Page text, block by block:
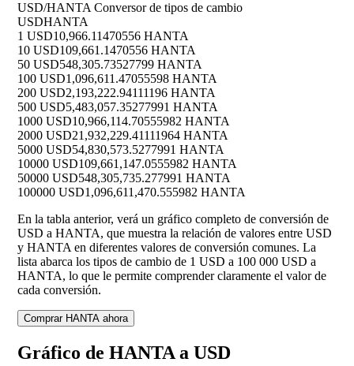
USD/HANTA Conversor de tipos de cambio
USDHANTA
1 USD10,966.11470556 HANTA
10 USD109,661.1470556 HANTA
50 USD548,305.73527799 HANTA
100 USD1,096,611.47055598 HANTA
200 USD2,193,222.94111196 HANTA
500 USD5,483,057.35277991 HANTA
1000 USD10,966,114.70555982 HANTA
2000 USD21,932,229.41111964 HANTA
5000 USD54,830,573.5277991 HANTA
10000 USD109,661,147.0555982 HANTA
50000 USD548,305,735.277991 HANTA
100000 USD1,096,611,470.555982 HANTA
En la tabla anterior, verá un gráfico completo de conversión de
USD a HANTA, que muestra la relación de valores entre USD
y HANTA en diferentes valores de conversión comunes. La
lista abarca los tipos de cambio de 1 USD a 100 000 USD a
HANTA, lo que le permite comprender claramente el valor de
cada conversión.
Comprar HANTA ahora
Gráfico de HANTA a USD